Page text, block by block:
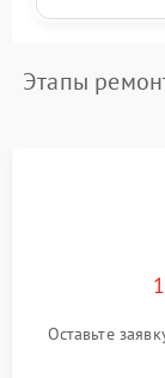
Этапы
Оставьте